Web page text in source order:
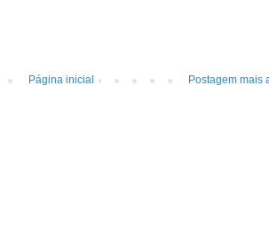
Postagem mais
Página inicial